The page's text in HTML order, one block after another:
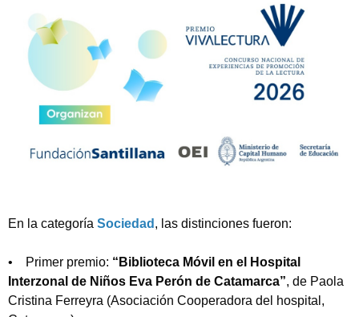
En la categoría Sociedad , las distinciones fueron:
• Primer premio: “Biblioteca Móvil en el Hospital
Interzonal de Niños Eva Perón de Catamarca”, de Paola
Cristina Ferreyra (Asociación Cooperadora del hospital,